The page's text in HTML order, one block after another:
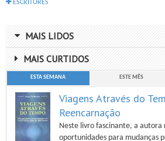
ESCRITORES
MAIS LIDOS
MAIS CURTIDOS
ESTA SEMANA ESTE MÊS
Viagens Através do
Reencarnação
Neste livro fascinante, a autora
oportunidades para mudanças